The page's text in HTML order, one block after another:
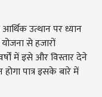
उत्थान पर ध्यान
से हजारों
में इसे और विस्तार देने
पात्र इसके बारे में